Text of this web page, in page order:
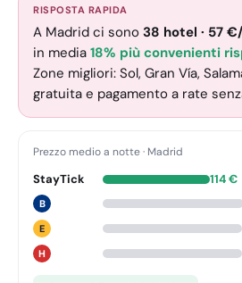
RISPOSTA RAPIDA
A Madrid ci sono 38 hotel · 57 €
in media 18% più convenienti
Zone migliori: Sol, Gran Vía,
gratuita e pagamento a rate
Prezzo medio a notte· Madrid
StayTick 114€
B
E
H